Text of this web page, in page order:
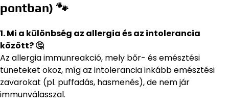
pontban) 🐾
1. Mi a különbség az allergia és az intolerancia
között? 🤔
Az allergia immunreakció, mely bőr- és emésztési
tüneteket okoz, míg az intolerancia inkább emésztési
zavarokat (pl. puffadás, hasmenés), de nem jár
immunválasszal.